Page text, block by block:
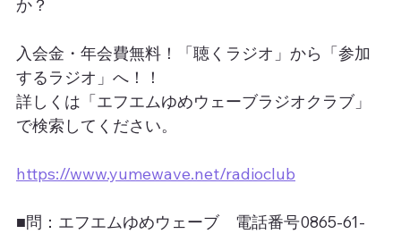
か？
入会金・年会費無料！「聴くラジオ」から「参加
するラジオ」へ！！
詳しくは「エフエムゆめウェーブラジオクラブ」
で検索してください。
https://www.yumewave.net/radioclub
■問：エフエムゆめウェーブ　電話番号0865-61-